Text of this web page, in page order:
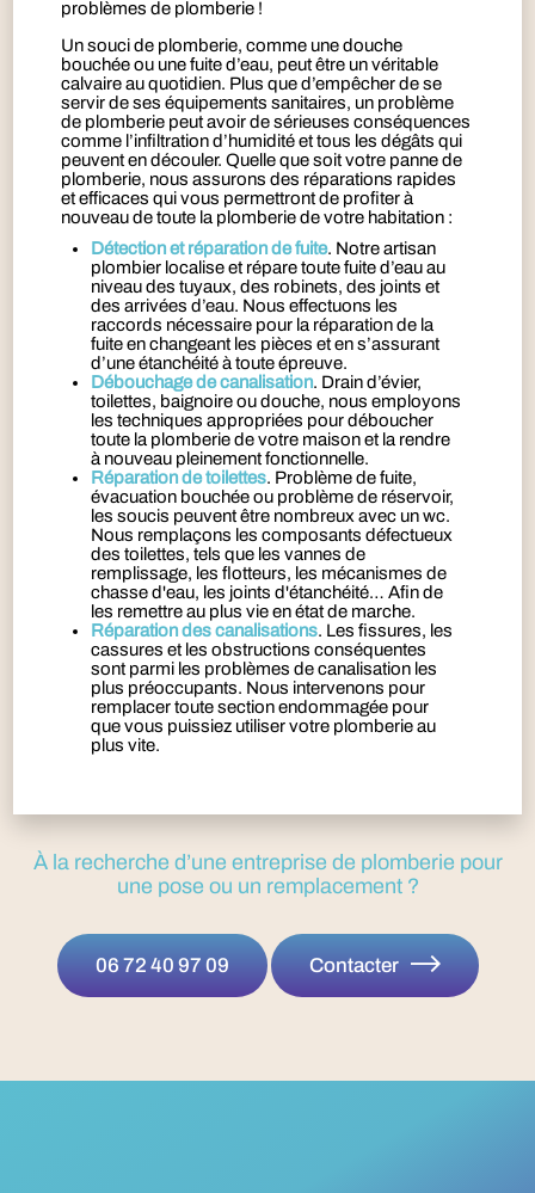
problèmes de plomberie !
Un souci de plomberie, comme une douche
bouchée ou une fuite d’eau, peut être un véritable
calvaire au quotidien. Plus que d’empêcher de se
servir de ses équipements sanitaires, un problème
de plomberie peut avoir de sérieuses conséquences
comme l’infiltration d’humidité et tous les dégâts qui
peuvent en découler. Quelle que soit votre panne de
plomberie, nous assurons des réparations rapides
et efficaces qui vous permettront de profiter à
nouveau de toute la plomberie de votre habitation :
Détection et réparation de fuite. Notre artisan
plombier localise et répare toute fuite d’eau au
niveau des tuyaux, des robinets, des joints et
des arrivées d’eau. Nous effectuons les
raccords nécessaire pour la réparation de la
fuite en changeant les pièces et en s’assurant
d’une étanchéité à toute épreuve.
Débouchage de canalisation. Drain d’évier,
toilettes, baignoire ou douche, nous employons
les techniques appropriées pour déboucher
toute la plomberie de votre maison et la rendre
à nouveau pleinement fonctionnelle.
Réparation de toilettes. Problème de fuite,
évacuation bouchée ou problème de réservoir,
les soucis peuvent être nombreux avec un wc.
Nous remplaçons les composants défectueux
des toilettes, tels que les vannes de
remplissage, les flotteurs, les mécanismes de
chasse d'eau, les joints d'étanchéité… Afin de
les remettre au plus vie en état de marche.
Réparation des canalisations. Les fissures, les
cassures et les obstructions conséquentes
sont parmi les problèmes de canalisation les
plus préoccupants. Nous intervenons pour
remplacer toute section endommagée pour
que vous puissiez utiliser votre plomberie au
plus vite.
À la recherche d’une entreprise de plomberie pour
une pose ou un remplacement ?
06 72 40 97 09 Contacter